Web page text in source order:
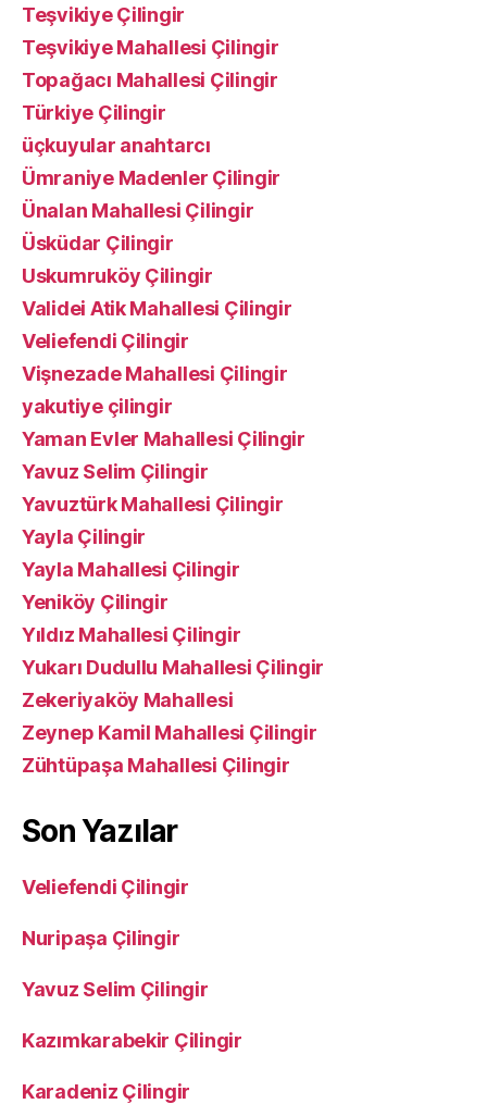
Teşvikiye Çilingir
Teşvikiye Mahallesi Çilingir
Topağacı Mahallesi Çilingir
Türkiye Çilingir
üçkuyular anahtarcı
Ümraniye Madenler Çilingir
Ünalan Mahallesi Çilingir
Üsküdar Çilingir
Uskumruköy Çilingir
Validei Atik Mahallesi Çilingir
Veliefendi Çilingir
Vişnezade Mahallesi Çilingir
yakutiye çilingir
Yaman Evler Mahallesi Çilingir
Yavuz Selim Çilingir
Yavuztürk Mahallesi Çilingir
Yayla Çilingir
Yayla Mahallesi Çilingir
Yeniköy Çilingir
Yıldız Mahallesi Çilingir
Yukarı Dudullu Mahallesi Çilingir
Zekeriyaköy Mahallesi
Zeynep Kamil Mahallesi Çilingir
Zühtüpaşa Mahallesi Çilingir
Son Yazılar
Veliefendi Çilingir
Nuripaşa Çilingir
Yavuz Selim Çilingir
Kazımkarabekir Çilingir
Karadeniz Çilingir